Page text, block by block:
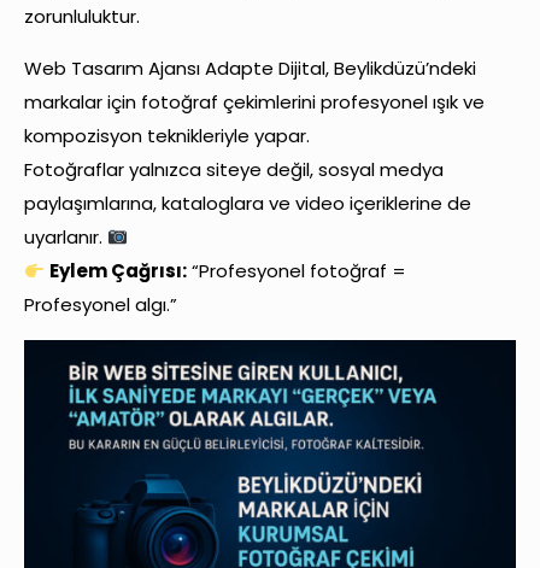
zorunluluktur.
Web Tasarım Ajansı Adapte Dijital, Beylikdüzü’ndeki
markalar için fotoğraf çekimlerini profesyonel ışık ve
kompozisyon teknikleriyle yapar.
Fotoğraflar yalnızca siteye değil, sosyal medya
paylaşımlarına, kataloglara ve video içeriklerine de
uyarlanır.
Eylem Çağrısı:“Profesyonel fotoğraf =
Profesyonel algı.”